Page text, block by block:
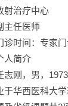
射治疗中心
主任医师
诊时间：专家
人简介
志刚，男，
于华西医科大